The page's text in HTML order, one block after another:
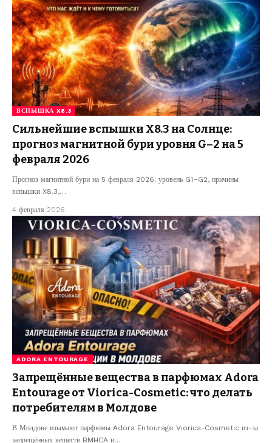
ВСПЫШКА X8.3
Сильнейшие вспышки X8.3 на Солнце:
прогноз магнитной бури уровня G–2 на 5
февраля 2026
Прогноз магнитной бури на 5 февраля 2026: уровень G1–G2, причины
вспышки X8.3,…
4 февраля 2026
ADORA ENTOURAGE
Запрещённые вещества в парфюмах Adora
Entourage от Viorica-Cosmetic: что делать
потребителям в Молдове
В Молдове изымают парфюмы Adora Entourage Viorica-Cosmetic из-за
запрещённых веществ BMHCA и…